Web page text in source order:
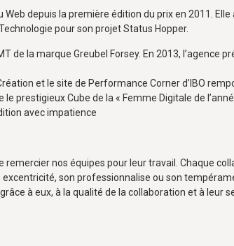
Web depuis la première édition du prix en 2011.
pour son projet Status Hopper.
la marque Greubel Forsey. En 2013, l’agence
et le site de Performance Corner d’IBO
prestigieux Cube de la « Femme Digitale de
avec impatience
nos équipes pour leur travail. Chaque
son professionnalise ou son
à eux, à la qualité de la collaboration et à leur